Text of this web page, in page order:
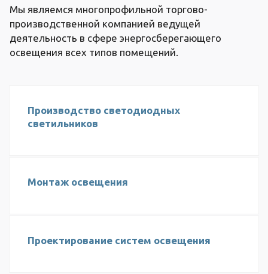
Мы являемся многопрофильной торгово-
производственной компанией ведущей
деятельность в сфере энергосберегающего
освещения всех типов помещений.
Производство светодиодных
светильников
Монтаж освещения
Проектирование систем освещения